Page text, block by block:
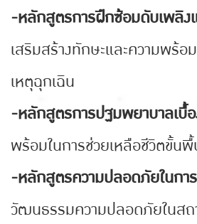
-หลักสูตรการฝึกซ้อมดับเพลิ
เสริมสร้างทักษะและความพร้อ
เหตุฉุกเฉิน
-หลักสูตรการปฐมพยาบาลเบื้
พร้อมในการช่วยเหลือชีวิตขั้น
-หลักสูตรความปลอดภัยในกา
วัฒนธรรมความปลอดภัยในสถ